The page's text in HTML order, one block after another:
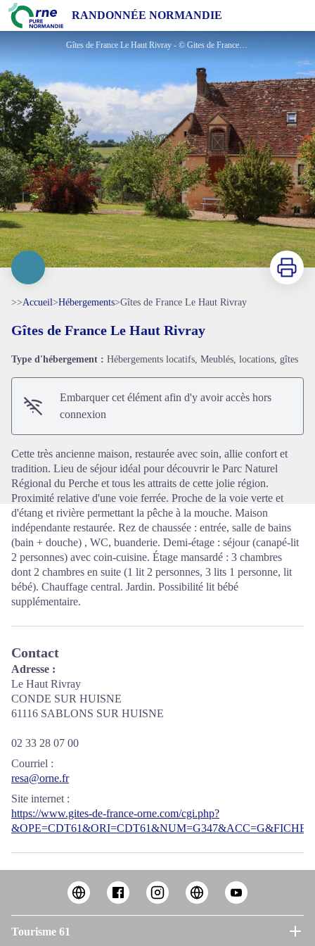
RANDONNÉE NORMANDIE
Gîtes de France Le Haut Rivray
Gîtes de France Le Haut Rivray - © Gites de France Orne
Voir l'image en plein écran
Imprimer
>>Accueil>Hébergements>Gîtes de France Le Haut Rivray
Gîtes de France Le Haut Rivray
Type d'hébergement : Hébergements locatifs, Meublés, locations, gîtes
Embarquer cet élément afin d'y avoir accès hors
connexion
Cette très ancienne maison, restaurée avec soin, allie confort et
tradition. Lieu de séjour idéal pour découvrir le Parc Naturel
Régional du Perche et tous les attraits de cette jolie région.
Proximité relative d'une voie ferrée. Proche de la voie verte et
d'étang et rivière permettant la pêche à la mouche. Maison
indépendante restaurée. Rez de chaussée : entrée, salle de bains
(bain + douche) , WC, buanderie. Demi-étage : séjour (canapé-lit
2 personnes) avec coin-cuisine. Étage mansardé : 3 chambres
dont 2 chambres en suite (1 lit 2 personnes, 3 lits 1 personne, lit
bébé). Chauffage central. Jardin. Possibilité lit bébé
supplémentaire.
Contact
Adresse :
Le Haut Rivray
CONDE SUR HUISNE
61116 SABLONS SUR HUISNE
02 33 28 07 00
Courriel :
resa@orne.fr
Site internet :
https://www.gites-de-france-orne.com/cgi.php?
Tourisme 61